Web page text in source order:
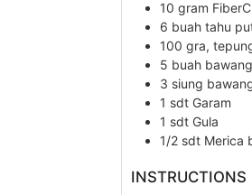
10 gram
6 buah tahu
100 gra,
5 buah
3 siung
1 sdt Garam
1 sdt Gula
1/2 sdt Merica
INSTRUCTIONS